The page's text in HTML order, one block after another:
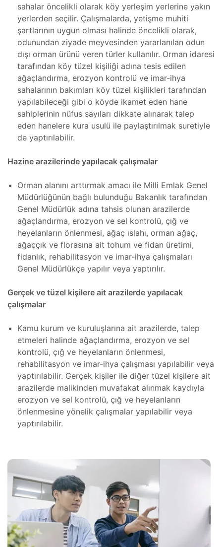
Dizgi
ve
sahalar öncelikli olarak köy yerleşim yerlerine yakın
yerlerden seçilir. Çalışmalarda, yetişme muhiti
şartlarının uygun olması halinde öncelikli olarak,
odunundan ziyade meyvesinden yararlanılan odun
dışı orman ürünü veren türler kullanılır. Orman idaresi
tarafından köy tüzel kişiliği adına tesis edilen
ağaçlandırma, erozyon kontrolü ve imar-ihya
sahalarının bakımları köy tüzel kişilikleri tarafından
yapılabileceği gibi o köyde ikamet eden hane
sahiplerinin nüfus sayıları dikkate alınarak talep
eden hanelere kura usulü ile paylaştırılmak suretiyle
de yaptırılabilir.
Hazine arazilerinde yapılacak çalışmalar
Orman alanını arttırmak amacı ile Milli Emlak Genel
Müdürlüğünün bağlı bulunduğu Bakanlık tarafından
Genel Müdürlük adına tahsis olunan arazilerde
ağaçlandırma, erozyon ve sel kontrolü, çığ ve
heyelanların önlenmesi, ağaç ıslahı, orman ağaç,
ağaççık ve florasına ait tohum ve fidan üretimi,
fidanlık, rehabilitasyon ve imar-ihya çalışmaları
Genel Müdürlükçe yapılır veya yaptırılır.
Gerçek ve tüzel kişilere ait arazilerde yapılacak
çalışmalar
Kamu kurum ve kuruluşlarına ait arazilerde, talep
etmeleri halinde ağaçlandırma, erozyon ve sel
kontrolü, çığ ve heyelanların önlenmesi,
rehabilitasyon ve imar-ihya çalışması yapılabilir veya
yaptırılabilir. Gerçek kişiler ile diğer tüzel kişilere ait
arazilerde malikinden muvafakat alınmak kaydıyla
erozyon ve sel kontrolü, çığ ve heyelanların
önlenmesine yönelik çalışmalar yapılabilir veya
yaptırılabilir.
Göz